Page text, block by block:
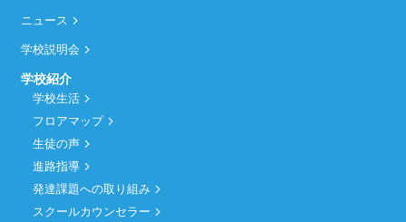
ニュース
学校説明会
学校紹介
学校生活
フロアマップ
生徒の声
進路指導
発達課題への取り組み
スクールカウンセラー